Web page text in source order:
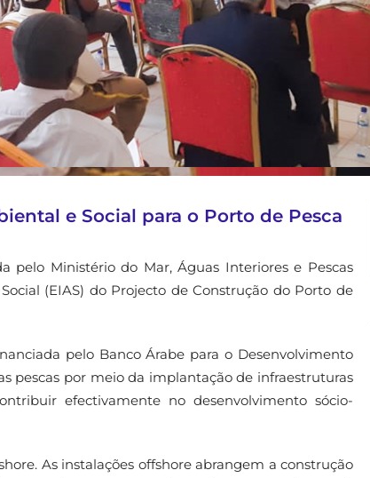
e Social para o Porto de Pesca
pelo Ministério do Mar, Águas Interiores e Pescas
(EIAS) do Projecto de Construção do Porto de
pelo Banco Árabe para o Desenvolvimento
pescas por meio da implantação de infraestruturas
efectivamente no desenvolvimento sócio-
As instalações offshore abrangem a construção